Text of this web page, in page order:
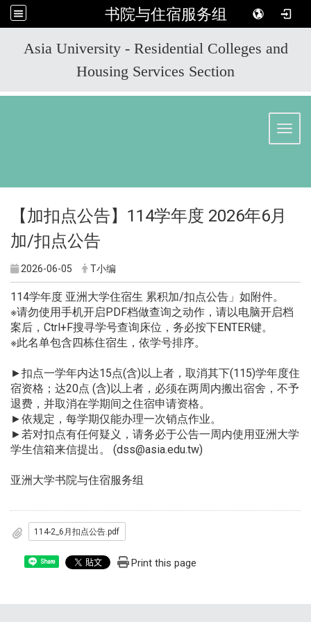
书院与住宿服务组
Asia University - Residential Colleges and
Housing Services Section
【加扣点公告】114学年度 2026年6月
加/扣点公告
2026-06-05 T小编
114学年度 亚洲大学住宿生 累积加/扣点公告」如附件。
※请勿使用手机开启PDF档做查询之动作，请以电脑开启档
案后，Ctrl+F搜寻学号查询床位，务必按下ENTER键。
※此名单包含四栋住宿生，依学号排序。
►扣点一学年内达15点(含)以上者，取消其下(115)学年度住
宿资格；达20点 (含)以上者，必须在两周内搬出宿舍，不予
退费，并取消在学期间之住宿申请资格。
►依规定，每学期仅能办理一次销点作业。
►若对扣点有任何疑义，请务必于公告一周内使用亚洲大学
学生信箱来信提出。 (dss@asia.edu.tw)
亚洲大学书院与住宿服务组
114-2_6月扣点公告.pdf
Share Print this page